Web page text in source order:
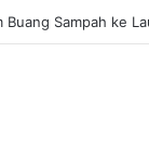
Sampah ke